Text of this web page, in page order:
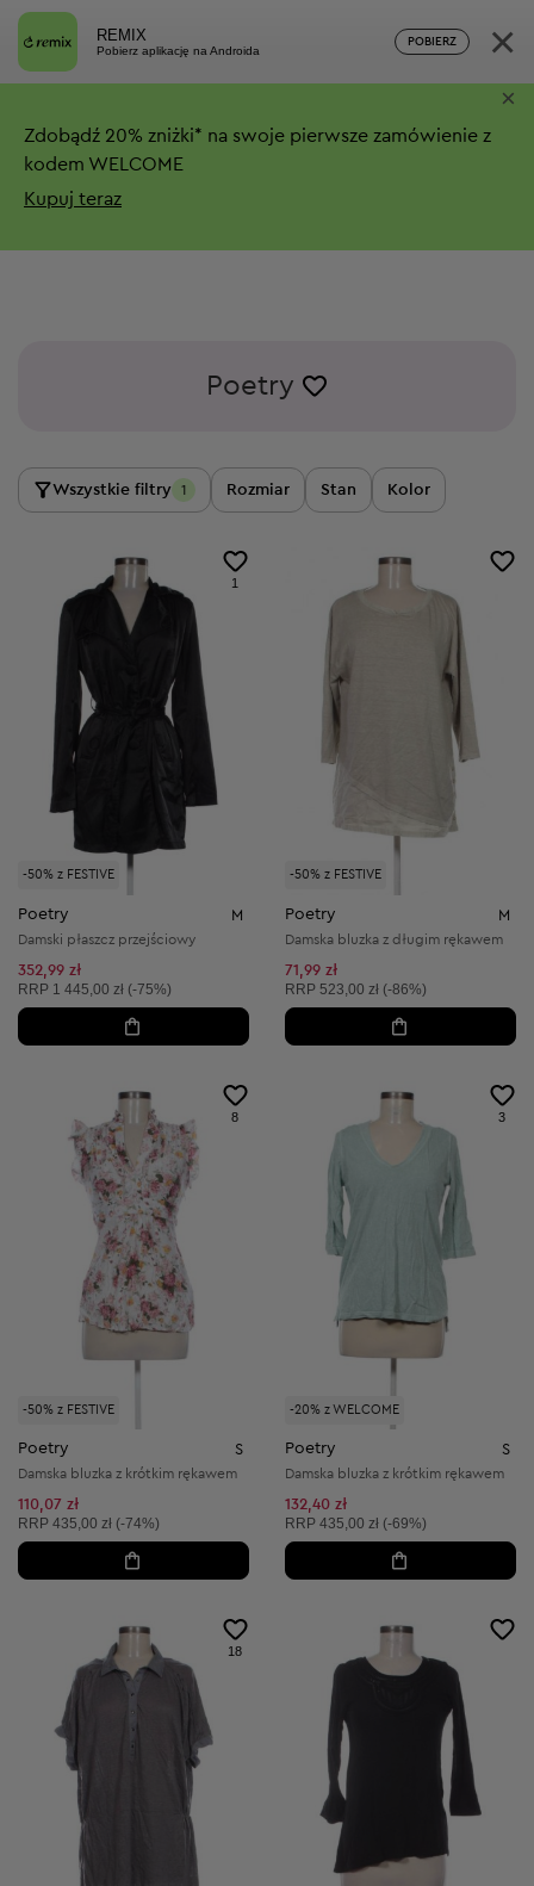
REMIX
Pobierz aplikację na Androida
POBIERZ ×
Zdobądź 20% zniżki* na swoje pierwsze zamówienie z
kodem WELCOME
Kupuj teraz
×
Poetry
Wszystkie filtry 1 Rozmiar Stan Kolor
-50% z FESTIVE
1
Poetry M
Damski płaszcz przejściowy
352,99 zł
Cena sugerowana:
RRP 1 445,00 zł (-75%)
-50% z FESTIVE
Poetry M
Damska bluzka z długim rękawem
71,99 zł
Cena sugerowana:
RRP 523,00 zł (-86%)
-50% z FESTIVE
8
Poetry S
Damska bluzka z krótkim rękawem
110,07 zł
Cena sugerowana:
RRP 435,00 zł (-74%)
-20% z WELCOME
3
Poetry S
Damska bluzka z krótkim rękawem
132,40 zł
Cena sugerowana:
RRP 435,00 zł (-69%)
18